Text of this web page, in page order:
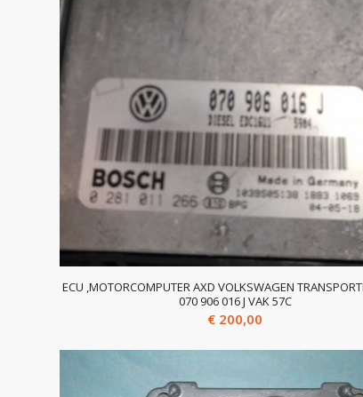
ECU ,MOTORCOMPUTER AXD VOLKSWAGEN
070 906 016 J VAK 57C
€ 200,00